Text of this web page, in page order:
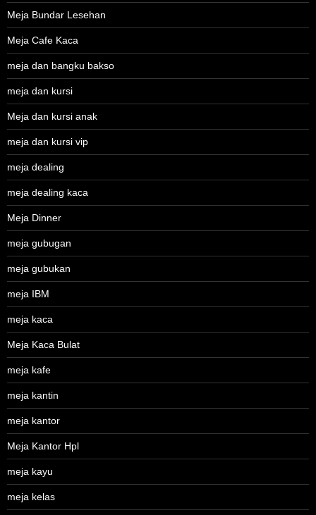
Meja Bundar Lesehan
Meja Cafe Kaca
meja dan bangku bakso
meja dan kursi
Meja dan kursi anak
meja dan kursi vip
meja dealing
meja dealing kaca
Meja Dinner
meja gubugan
meja gubukan
meja IBM
meja kaca
Meja Kaca Bulat
meja kafe
meja kantin
meja kantor
Meja Kantor Hpl
meja kayu
meja kelas